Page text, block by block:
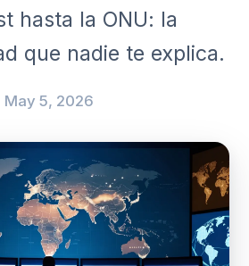
hasta la ONU: la
que nadie te explica.
May 5, 2026